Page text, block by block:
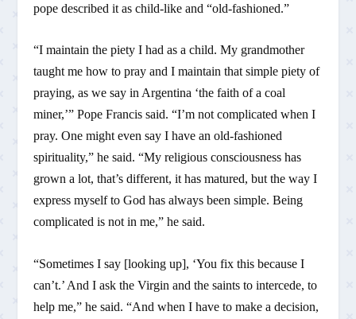
pope described it as child-like and “old-fashioned.”
“I maintain the piety I had as a child. My grandmother
taught me how to pray and I maintain that simple piety of
praying, as we say in Argentina ‘the faith of a coal
miner,’” Pope Francis said. “I’m not complicated when I
pray. One might even say I have an old-fashioned
spirituality,” he said. “My religious consciousness has
grown a lot, that’s different, it has matured, but the way I
express myself to God has always been simple. Being
complicated is not in me,” he said.
“Sometimes I say [looking up], ‘You fix this because I
can’t.’ And I ask the Virgin and the saints to intercede, to
help me,” he said. “And when I have to make a decision,